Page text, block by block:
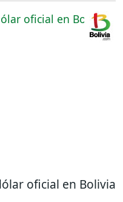
oficial en Bolivia